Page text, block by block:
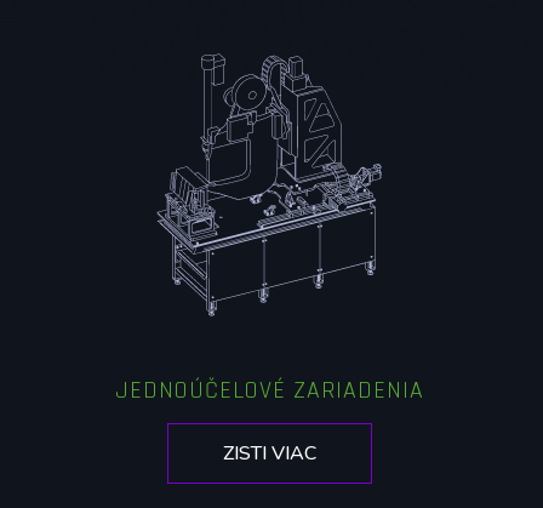
JEDNOÚČELOVÉ ZARIADENIA
ZISTI VIAC